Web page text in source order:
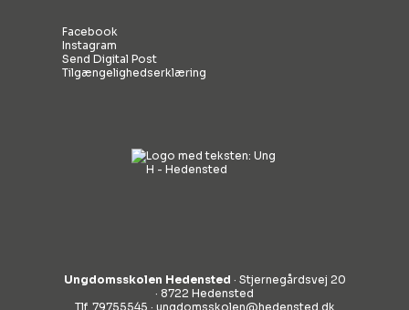
Facebook
Instagram
Send Digital Post
Tilgængelighedserklæring
Ungdomsskolen Hedensted · Stjernegårdsvej 20
· 8722 Hedensted
Tlf. 79755545 · ungdomsskolen@hedensted.dk